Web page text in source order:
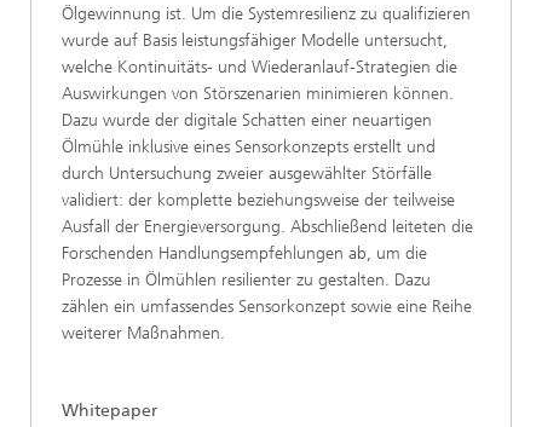
Ölgewinnung ist. Um die Systemresilienz zu qualifizieren
wurde auf Basis leistungsfähiger Modelle untersucht,
welche Kontinuitäts- und Wiederanlauf-Strategien die
Auswirkungen von Störszenarien minimieren können.
Dazu wurde der digitale Schatten einer neuartigen
Ölmühle inklusive eines Sensorkonzepts erstellt und
durch Untersuchung zweier ausgewählter Störfälle
validiert: der komplette beziehungsweise der teilweise
Ausfall der Energieversorgung. Abschließend leiteten die
Forschenden Handlungsempfehlungen ab, um die
Prozesse in Ölmühlen resilienter zu gestalten. Dazu
zählen ein umfassendes Sensorkonzept sowie eine Reihe
weiterer Maßnahmen.
Whitepaper